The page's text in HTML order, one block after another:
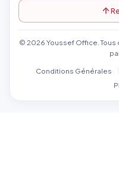
© 2026 Youssef Office. Tous
Conditions Générales